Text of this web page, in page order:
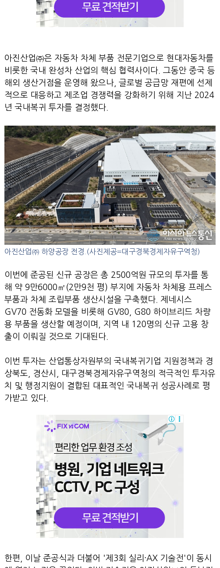
아진산업㈜은 자동차 차체 부품 전문기업으로 현대자동차를
비롯한 국내 완성차 산업의 핵심 협력사이다. 그동안 중국 등
해외 생산거점을 운영해 왔으나, 글로벌 공급망 재편에 선제
적으로 대응하고 제조업 경쟁력을 강화하기 위해 지난 2024
년 국내복귀 투자를 결정했다.
아진산업㈜ 하양공장 전경.(사진제공=대구경북경제자유구역청)
이번에 준공된 신규 공장은 총 2500억원 규모의 투자를 통
해 약 9만6000㎡(2만9천 평) 부지에 자동차 차체용 프레스
부품과 차체 조립부품 생산시설을 구축했다. 제네시스
GV70 전동화 모델을 비롯해 GV80, G80 하이브리드 차량
용 부품을 생산할 예정이며, 지역 내 120명의 신규 고용 창
출이 이뤄질 것으로 기대된다.
이번 투자는 산업통상자원부의 국내복귀기업 지원정책과 경
상북도, 경산시, 대구경북경제자유구역청의 적극적인 투자유
치 및 행정지원이 결합된 대표적인 국내복귀 성공사례로 평
가받고 있다.
한편, 이날 준공식과 더불어 '제3회 실리·AX 기술전'이 동시